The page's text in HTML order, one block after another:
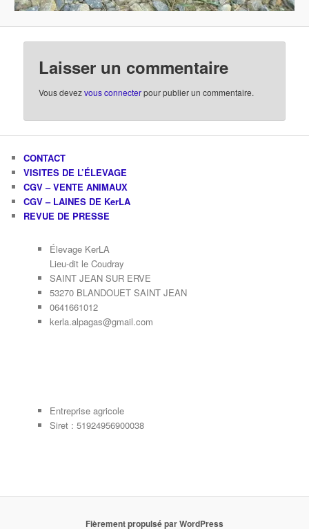
Laisser un commentaire
Vous devezvous connecterpour publier un commentaire.
CONTACT
VISITES DE L’ÉLEVAGE
CGV – VENTE ANIMAUX
CGV – LAINES DE KerLA
REVUE DE PRESSE
Élevage KerLA
Lieu-dit le Coudray
SAINT JEAN SUR ERVE
53270 BLANDOUET SAINT JEAN
0641661012
kerla.alpagas@gmail.com
Entreprise agricole
Siret : 51924956900038
Fièrement propulsé par WordPress